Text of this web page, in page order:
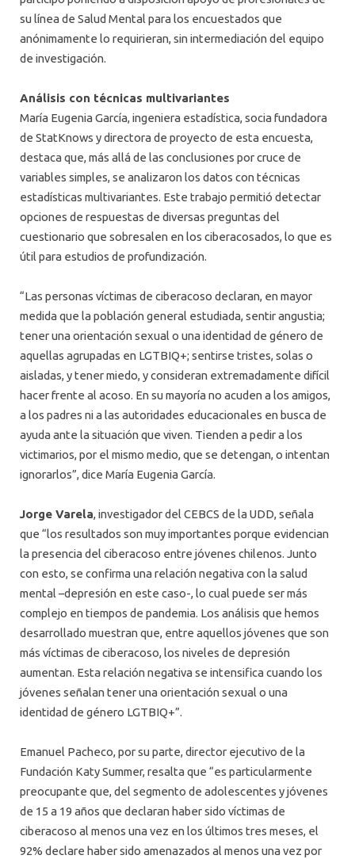
su línea de Salud Mental para los encuestados que
anónimamente lo requirieran, sin intermediación del equipo
de investigación.
Análisis con técnicas multivariantes
María Eugenia García, ingeniera estadística, socia fundadora
de StatKnows y directora de proyecto de esta encuesta,
destaca que, más allá de las conclusiones por cruce de
variables simples, se analizaron los datos con técnicas
estadísticas multivariantes. Este trabajo permitió detectar
opciones de respuestas de diversas preguntas del
cuestionario que sobresalen en los ciberacosados, lo que es
útil para estudios de profundización.
“Las personas víctimas de ciberacoso declaran, en mayor
medida que la población general estudiada, sentir angustia;
tener una orientación sexual o una identidad de género de
aquellas agrupadas en LGTBIQ+; sentirse tristes, solas o
aisladas, y tener miedo, y consideran extremadamente difícil
hacer frente al acoso. En su mayoría no acuden a los amigos,
a los padres ni a las autoridades educacionales en busca de
ayuda ante la situación que viven. Tienden a pedir a los
victimarios, por el mismo medio, que se detengan, o intentan
ignorarlos”, dice María Eugenia García.
Jorge Varela, investigador del CEBCS de la UDD, señala
que “los resultados son muy importantes porque evidencian
la presencia del ciberacoso entre jóvenes chilenos. Junto
con esto, se confirma una relación negativa con la salud
mental –depresión en este caso-, lo cual puede ser más
complejo en tiempos de pandemia. Los análisis que hemos
desarrollado muestran que, entre aquellos jóvenes que son
más víctimas de ciberacoso, los niveles de depresión
aumentan. Esta relación negativa se intensifica cuando los
jóvenes señalan tener una orientación sexual o una
identidad de género LGTBIQ+”.
Emanuel Pacheco, por su parte, director ejecutivo de la
Fundación Katy Summer, resalta que “es particularmente
preocupante que, del segmento de adolescentes y jóvenes
de 15 a 19 años que declaran haber sido víctimas de
ciberacoso al menos una vez en los últimos tres meses, el
92% declare haber sido amenazados al menos una vez por